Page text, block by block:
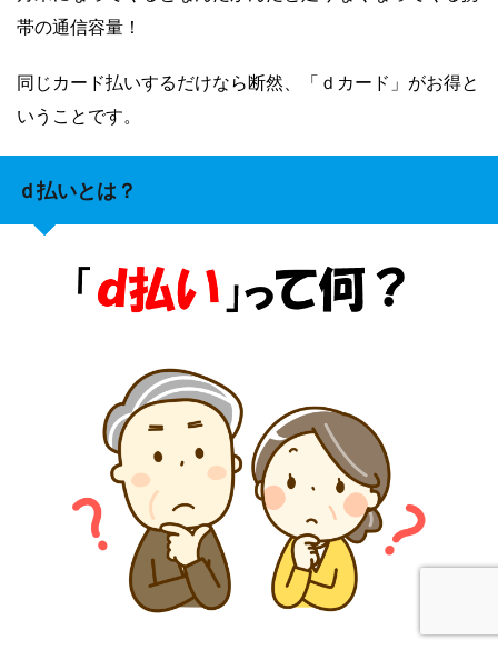
帯の通信容量！
同じカード払いするだけなら断然、「ｄカード」がお得と
いうことです。
ｄ払いとは？